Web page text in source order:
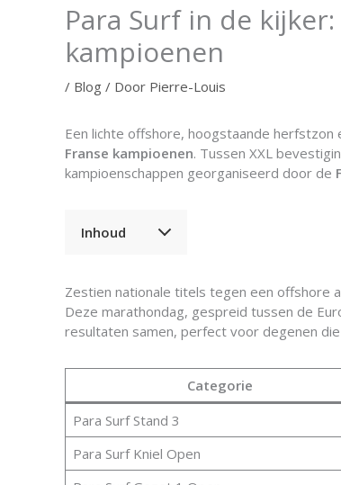
Para Surf in de
kampioenen
/ Blog / Door Pierre-Louis
Een lichte offshore, hoogstaande
Franse kampioenen. Tussen XXL
kampioenschappen georganiseerd door de
Inhoud
Zestien nationale titels tegen een offshore
Deze marathondag, gespreid tussen de
resultaten samen, perfect voor degenen
Categorie
Para Surf Stand 3
Para Surf Kniel Open